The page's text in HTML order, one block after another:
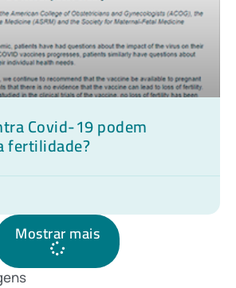
Covid-19 podem
fertilidade?
Mostrar mais